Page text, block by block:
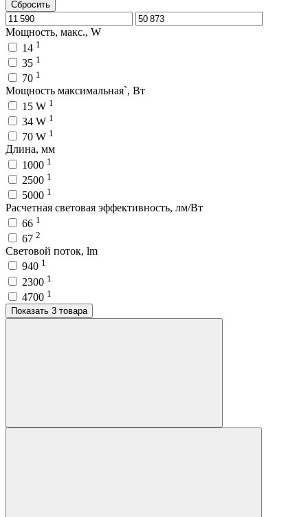
Сбросить
Мощность, макс., W
14 1
35 1
70 1
Мощность максимальная`, Вт
15 W 1
34 W 1
70 W 1
Длина, мм
1000 1
2500 1
5000 1
Расчетная световая эффективность, лм/Вт
66 1
67 2
Световой поток, lm
940 1
2300 1
4700 1
Показать 3 товара